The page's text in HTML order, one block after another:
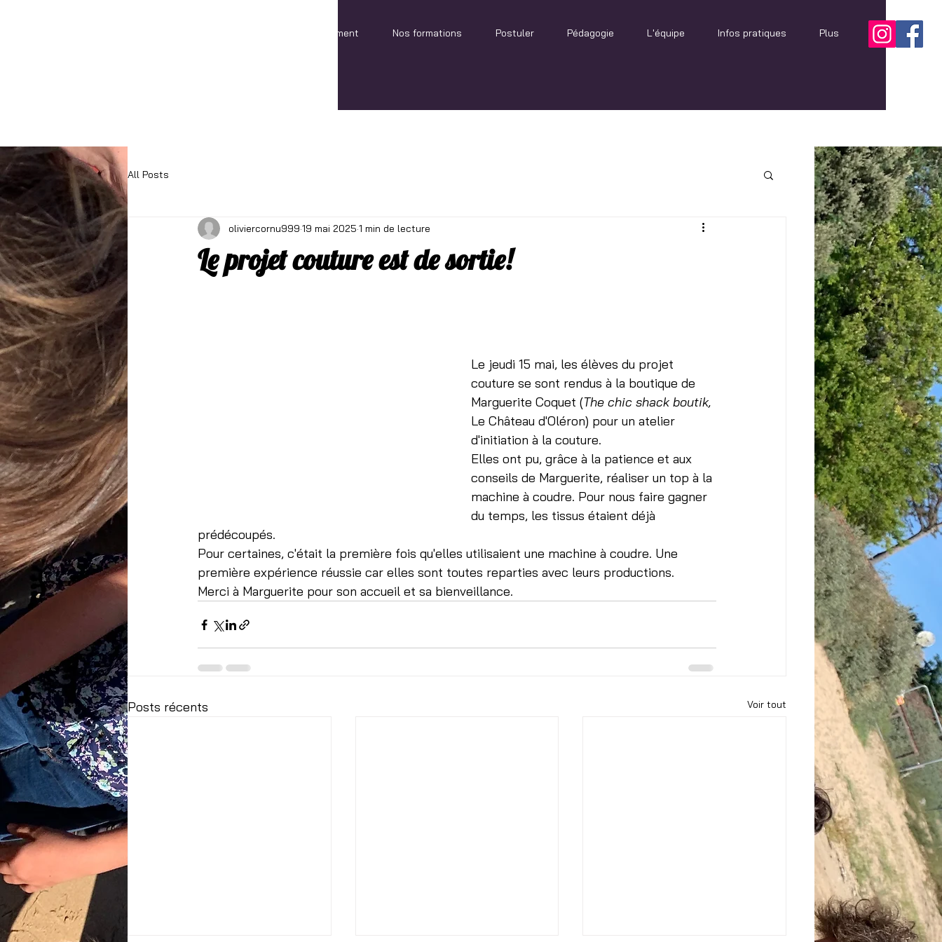
Projet d'établissement Nos formations Postuler Pédagogie L'équipe Infos pratiques Plus
All Posts
Le projet couture est de sortie!
oliviercornu999 19 mai 2025 1 min de lecture
Le jeudi 15 mai, les élèves du projet
couture se sont rendus à la boutique de
Marguerite Coquet (The chic shack boutik,
Le Château d'Oléron) pour un atelier
d'initiation à la couture.
Elles ont pu, grâce à la patience et aux
conseils de Marguerite, réaliser un top à la
machine à coudre. Pour nous faire gagner
du temps, les tissus étaient déjà
prédécoupés.
Pour certaines, c'était la première fois qu'elles utilisaient une machine à coudre. Une
première expérience réussie car elles sont toutes reparties avec leurs productions.
Merci à Marguerite pour son accueil et sa bienveillance.
Posts récents Voir tout